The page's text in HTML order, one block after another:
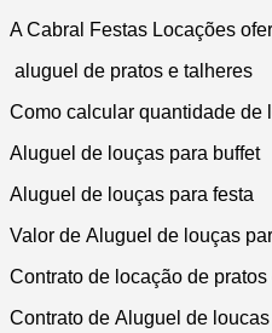
A Cabral Festas Locações
aluguel de pratos e talheres
Como calcular quantidade de
Aluguel de louças para buffet
Aluguel de louças para festa
Valor de Aluguel de louças
Contrato de locação de
Contrato de Aluguel de